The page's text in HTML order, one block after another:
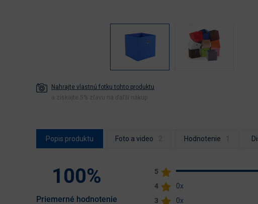
Nahrajte vlastnú fotku tohto produktu
a získajte 5% zľavu na ďaľší nákup
Popis produktu Foto a video Hodnotenie
100%
Priemerné hodnotenie
5
4
0x
3
0x